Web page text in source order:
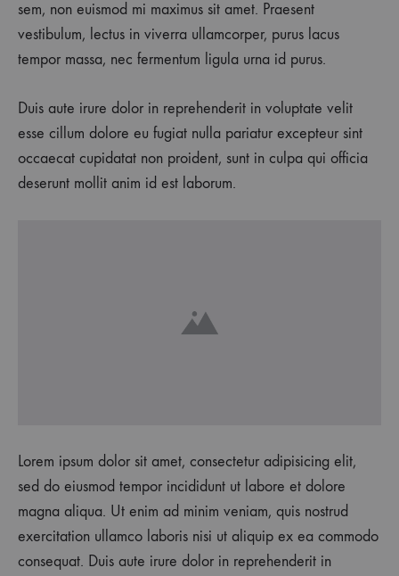
sem, non euismod mi maximus sit amet. Praesent
vestibulum, lectus in viverra ullamcorper, purus lacus
tempor massa, nec fermentum ligula urna id purus.
Duis aute irure dolor in reprehenderit in voluptate velit
esse cillum dolore eu fugiat nulla pariatur excepteur sint
occaecat cupidatat non proident, sunt in culpa qui officia
deserunt mollit anim id est laborum.
Lorem ipsum dolor sit amet, consectetur adipisicing elit,
sed do eiusmod tempor incididunt ut labore et dolore
magna aliqua. Ut enim ad minim veniam, quis nostrud
exercitation ullamco laboris nisi ut aliquip ex ea commodo
consequat. Duis aute irure dolor in reprehenderit in